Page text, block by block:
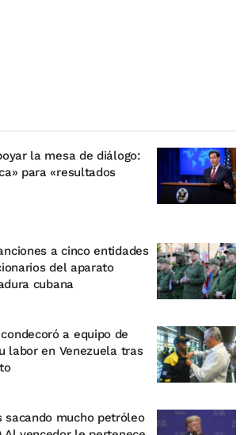
la mesa de diálogo:
para «resultados
a cinco entidades
del aparato
cubana
a equipo de
labor en Venezuela tras
sacando mucho petróleo